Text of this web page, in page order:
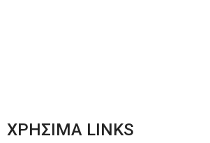
ΧΡΗΣΙΜΑ LINKS